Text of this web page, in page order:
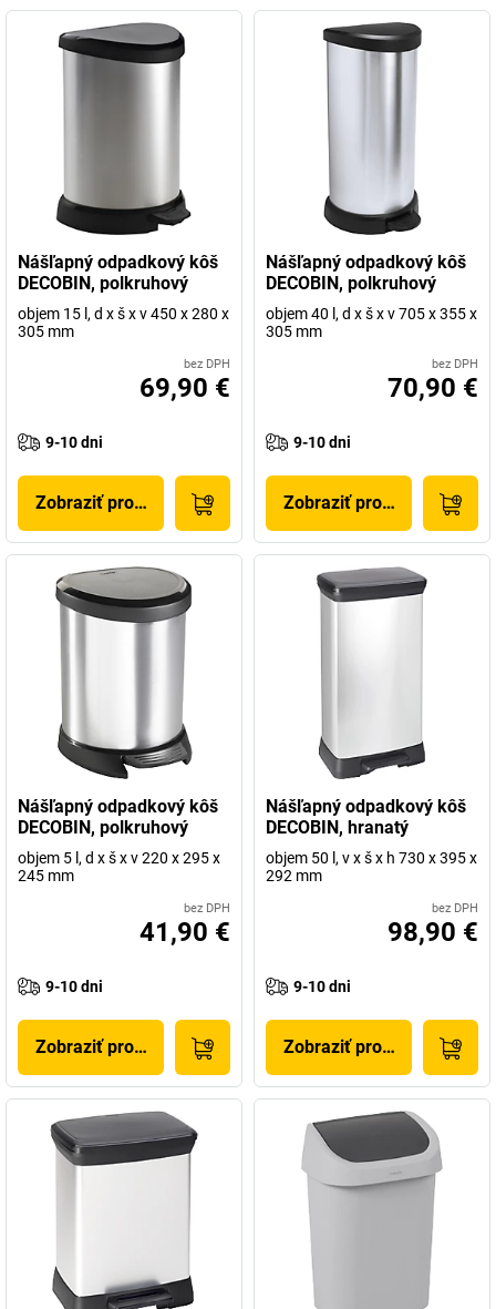
Nášľapný odpadkový kôš
DECOBIN, polkruhový
objem 15 l, d x š x v 450 x 280 x
305 mm
bez DPH
69,90 €
9-10 dni
Zobraziť produkt
Nášľapný odpadkový kôš
DECOBIN, polkruhový
objem 40 l, d x š x v 705 x 355 x
305 mm
bez DPH
70,90 €
9-10 dni
Zobraziť produkt
Nášľapný odpadkový kôš
DECOBIN, polkruhový
objem 5 l, d x š x v 220 x 295 x
245 mm
bez DPH
41,90 €
9-10 dni
Zobraziť produkt
Nášľapný odpadkový kôš
DECOBIN, hranatý
objem 50 l, v x š x h 730 x 395 x
292 mm
bez DPH
98,90 €
9-10 dni
Zobraziť produkt